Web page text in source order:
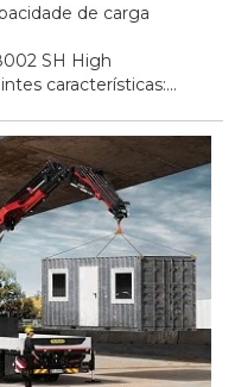
de carga
SH High
características:...